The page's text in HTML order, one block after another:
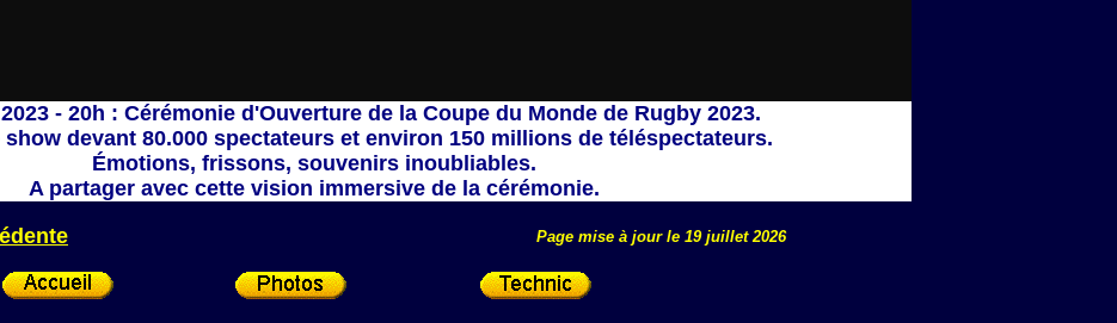
- 20h : Cérémonie d'Ouverture de la Coupe du Monde de Rugby 2023.
devant 80.000 spectateurs et environ 150 millions de téléspectateurs.
Émotions, frissons, souvenirs inoubliables.
A partager avec cette vision immersive de la cérémonie.
Page mise à jour le 19 juillet 2026